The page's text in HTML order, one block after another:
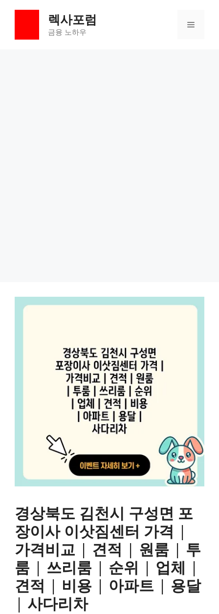
렉사포럼
금융 노하우
메
경상북도 김천시 구성면 포
장이사 이삿짐센터 가격 |
가격비교 | 견적 | 원룸 | 투
룸 | 쓰리룸 | 순위 | 업체 |
견적 | 비용 | 아파트 | 용달
| 사다리차